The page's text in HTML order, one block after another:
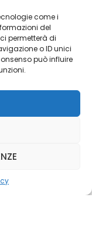
come i
del
permetterà di
o ID unici
può influire